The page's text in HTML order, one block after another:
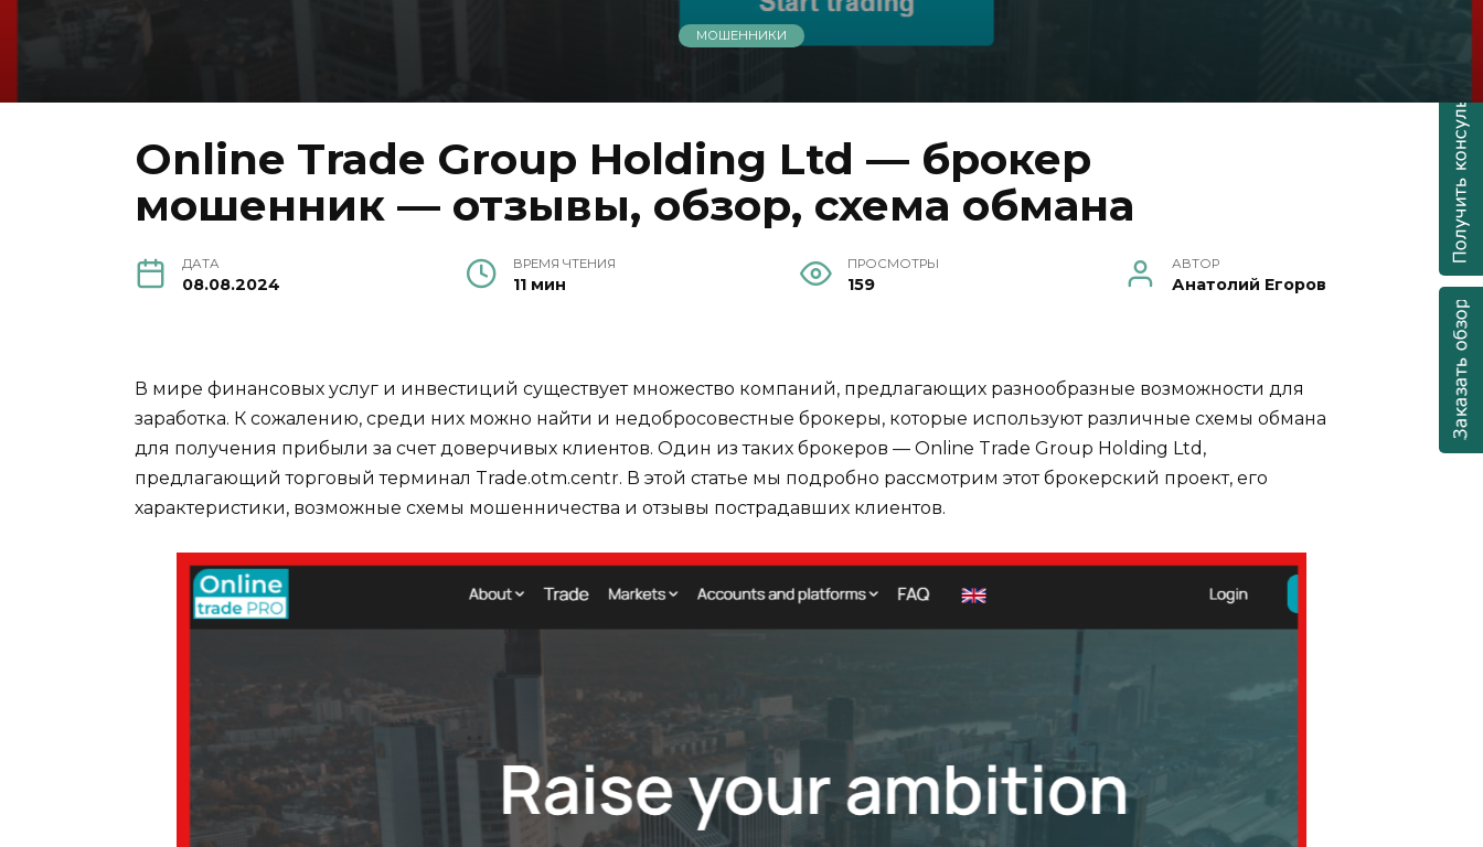
МОШЕННИКИ
Online Trade Group Holding Ltd — брокер
мошенник — отзывы, обзор, схема обмана
ДАТА
08.08.2024
ВРЕМЯ ЧТЕНИЯ
11 мин
ПРОСМОТРЫ
159
АВТОР
Анатолий Егоров
В мире финансовых услуг и инвестиций существует множество компаний, предлагающих разнообразные возможности для
заработка. К сожалению, среди них можно найти и недобросовестные брокеры, которые используют различные схемы обмана
для получения прибыли за счет доверчивых клиентов. Один из таких брокеров — Online Trade Group Holding Ltd,
предлагающий торговый терминал Trade.otm.centr. В этой статье мы подробно рассмотрим этот брокерский проект, его
характеристики, возможные схемы мошенничества и отзывы пострадавших клиентов.